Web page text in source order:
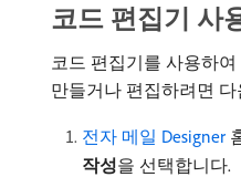
코드 편집기 사
코드 편집기를 사용하
만들거나 편집하려면
전자 메일 Designer
작성​을 선택합니다.